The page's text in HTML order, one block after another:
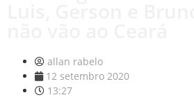
allan rabelo
12 setembro 2020
13:27